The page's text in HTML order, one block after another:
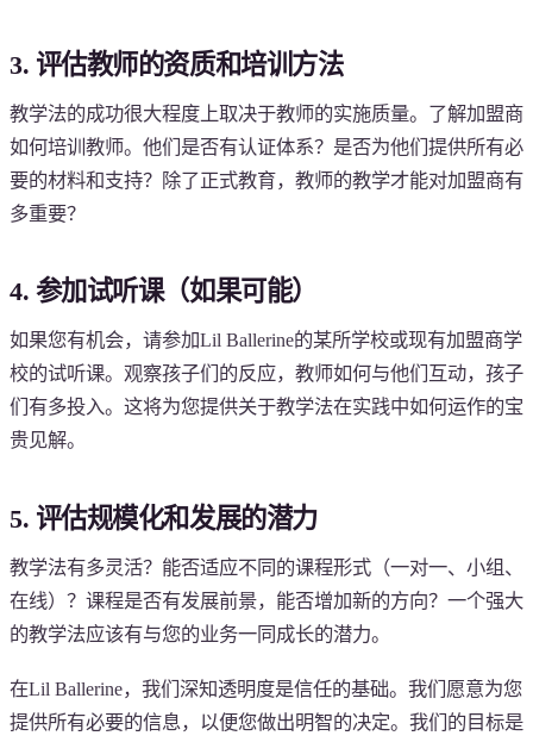
3. 评估教师的资质和培训方法
教学法的成功很大程度上取决于教师的实施质量。了解加盟商
如何培训教师。他们是否有认证体系？是否为他们提供所有必
要的材料和支持？除了正式教育，教师的教学才能对加盟商有
多重要？
4. 参加试听课（如果可能）
如果您有机会，请参加Lil Ballerine的某所学校或现有加盟商学
校的试听课。观察孩子们的反应，教师如何与他们互动，孩子
们有多投入。这将为您提供关于教学法在实践中如何运作的宝
贵见解。
5. 评估规模化和发展的潜力
教学法有多灵活？能否适应不同的课程形式（一对一、小组、
在线）？课程是否有发展前景，能否增加新的方向？一个强大
的教学法应该有与您的业务一同成长的潜力。
在Lil Ballerine，我们深知透明度是信任的基础。我们愿意为您
提供所有必要的信息，以便您做出明智的决定。我们的目标是